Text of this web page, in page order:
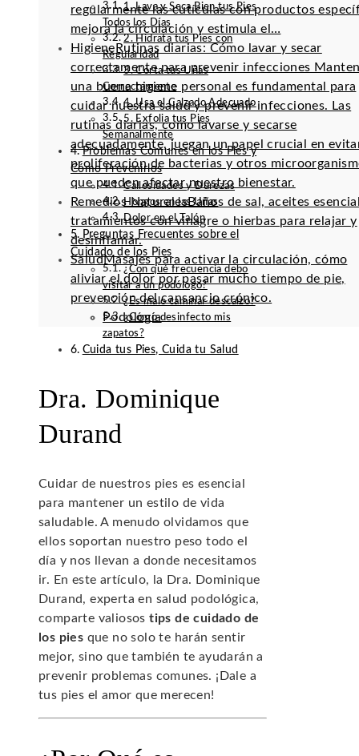
regularmente las cutículas con productos
mejora la circulación y estimula el…
Higiene Rutinas diarias: Cómo lavar y secar
correctamente para prevenir infecciones
una buena higiene personal es fundamental para
cuidar nuestra salud y prevenir infecciones. Las
rutinas diarias, como lavarse y secarse
adecuadamente, juegan un papel crucial en
proliferación de bacterias y otros
que pueden afectar nuestro bienestar.
Remedios NaturalesBaños de sal, aceites
tratamientos con vinagre o hierbas para relajar y
desinflamar.
SaludMasajes para activar la circulación, cómo
aliviar el dolor por pasar mucho tiempo de pie,
prevención del cansancio crónico.
Podología
1. Lava y Seca Bien tus Pies
Todos los Días
2. Hidrata tus Pies con
Regularidad
3. Corta tus Uñas
Correctamente
4. Usa el Calzado Adecuado
5. Exfolia tus Pies
Semanalmente
Problemas Comunes en los Pies y
Cómo Prevenirlos
Callosidades y Durezas
Hongos en las Uñas
Dolor en el Talón
Preguntas Frecuentes sobre el
Cuidado de los Pies
¿Con qué frecuencia debo
visitar a un podólogo?
¿Es malo caminar descalzo?
¿Cómo desinfecto mis
zapatos?
Cuida tus Pies, Cuida tu Salud
Dra. Dominique
Durand
Cuidar de nuestros pies es esencial
para mantener un estilo de vida
saludable. A menudo olvidamos que
ellos soportan nuestro peso todo el
día y nos llevan a donde necesitamos
ir. En este artículo, la Dra. Dominique
Durand, experta en salud podológica,
comparte valiosostips de cuidado de
los pies que no solo te harán sentir
mejor, sino que también te ayudarán a
prevenir problemas comunes. ¡Dale a
tus pies el amor que merecen!